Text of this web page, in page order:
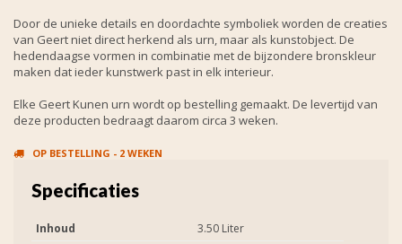
Door de unieke details en doordachte symboliek worden de creaties
van Geert niet direct herkend als urn, maar als kunstobject. De
hedendaagse vormen in combinatie met de bijzondere bronskleur
maken dat ieder kunstwerk past in elk interieur.
Elke Geert Kunen urn wordt op bestelling gemaakt. De levertijd van
deze producten bedraagt daarom circa 3 weken.
OP BESTELLING - 2 WEKEN
Specificaties
Inhoud
3.50 Liter